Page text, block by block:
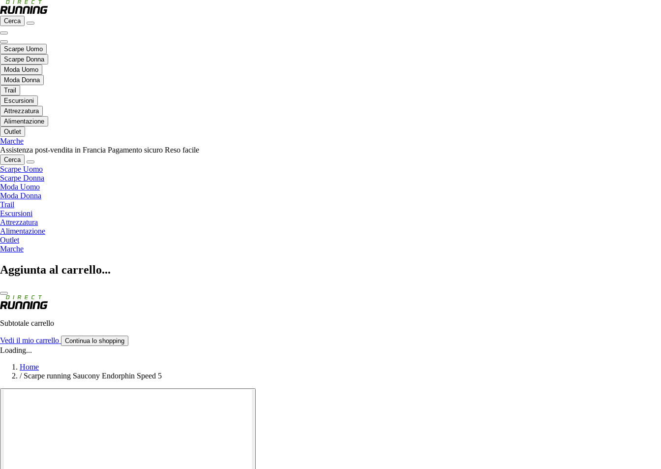
Cerca
Scarpe Uomo
Scarpe Donna
Moda Uomo
Moda Donna
Trail
Escursioni
Attrezzatura
Alimentazione
Outlet
Marche
Assistenza post-vendita in Francia Pagamento sicuro Reso facile
Cerca
Scarpe Uomo
Scarpe Donna
Moda Uomo
Moda Donna
Trail
Escursioni
Attrezzatura
Alimentazione
Outlet
Marche
Aggiunta al carrello...
Subtotale carrello
Vedi il mio carrello Continua lo shopping
Loading...
Home
/ Scarpe running Saucony Endorphin Speed 5